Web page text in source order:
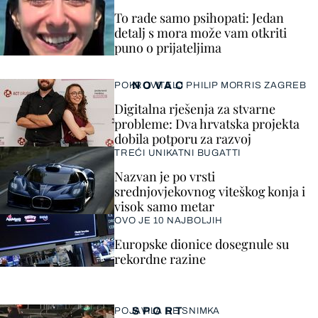
To rade samo psihopati: Jedan
detalj s mora može vam otkriti
puno o prijateljima
SPORT
POJAVILA SE SNIMKA
NOVAC
POKROVITELJ PHILIP MORRIS ZAGREB
Digitalna rješenja za stvarne
probleme: Dva hrvatska projekta
dobila potporu za razvoj
TREĆI UNIKATNI BUGATTI
Nazvan je po vrsti
srednjovjekovnog viteškog konja i
visok samo metar
OVO JE 10 NAJBOLJIH
Europske dionice dosegnule su
rekordne razine